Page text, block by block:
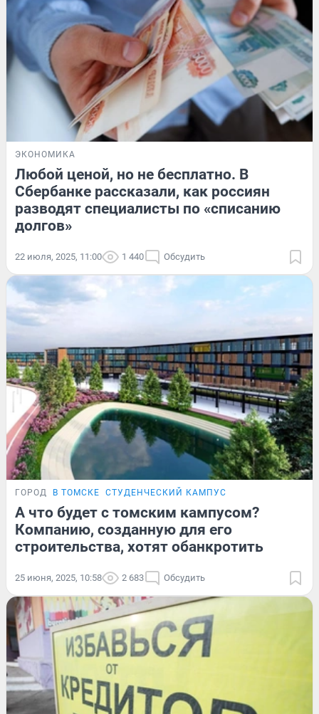
ЭКОНОМИКА
Любой ценой, но не бесплатно. В
Сбербанке рассказали, как россиян
разводят специалисты по «списанию
долгов»
22 июля, 2025, 11:00 1 440 Обсудить
ГОРОД В ТОМСКЕ СТУДЕНЧЕСКИЙ КАМПУС
А что будет с томским кампусом?
Компанию, созданную для его
строительства, хотят обанкротить
25 июня, 2025, 10:58 2 683 Обсудить